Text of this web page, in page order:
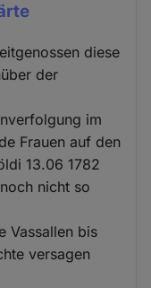
diese
der
im
Frauen auf den
13.06 1782
nicht so
Vassallen bis
versagen